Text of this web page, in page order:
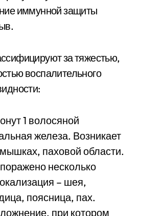
иммунной защиты
за тяжестью,
воспалительного
1 волосяной
железа. Возникает
паховой области.
несколько
– шея,
поясница, пах.
при котором